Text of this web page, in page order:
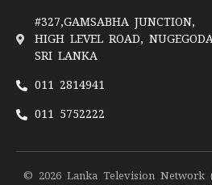
#327,GAMSABHA JUNCTION,
HIGH LEVEL ROAD,
SRI LANKA
011 2814941
011 5752222
© 2026 Lanka Television Network